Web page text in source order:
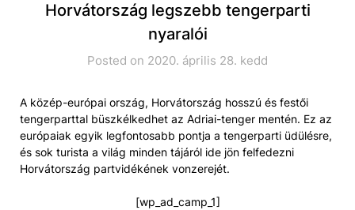
Horvátország legszebb tengerparti
nyaralói
Posted on 2020. április 28. kedd
A közép-európai ország, Horvátország hosszú és festői
tengerparttal büszkélkedhet az Adriai-tenger mentén. Ez az
európaiak egyik legfontosabb pontja a tengerparti üdülésre,
és sok turista a világ minden tájáról ide jön felfedezni
Horvátország partvidékének vonzerejét.
[wp_ad_camp_1]